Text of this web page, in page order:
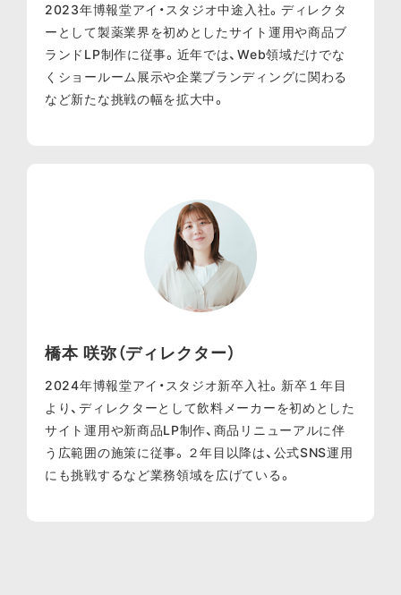
2023年博報堂アイ・スタジオ中途入社。ディレクタ
ーとして製薬業界を初めとしたサイト運用や商品ブ
ランドLP制作に従事。近年では、Web領域だけでな
くショールーム展示や企業ブランディングに関わる
など新たな挑戦の幅を拡大中。
橋本 咲弥（ディレクター）
2024年博報堂アイ・スタジオ新卒入社。新卒１年目
より、ディレクターとして飲料メーカーを初めとした
サイト運用や新商品LP制作、商品リニューアルに伴
う広範囲の施策に従事。２年目以降は、公式SNS運用
にも挑戦するなど業務領域を広げている。